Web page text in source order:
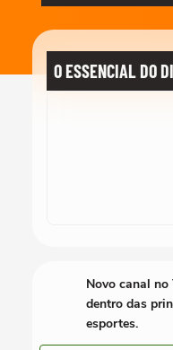
O ESSENCIAL DO
Novo canal
dentro das
esportes.